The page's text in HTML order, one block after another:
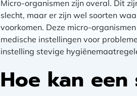
Micro-organismen zijn overal. Dit
slecht, maar er zijn wel soorten
voorkomen. Deze micro-
medische instellingen voor
instelling stevige
Hoe kan